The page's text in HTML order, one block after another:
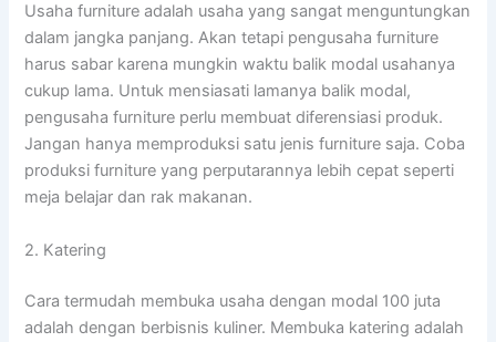
Usaha furniture adalah usaha yang sangat menguntungkan
dalam jangka panjang. Akan tetapi pengusaha furniture
harus sabar karena mungkin waktu balik modal usahanya
cukup lama. Untuk mensiasati lamanya balik modal,
pengusaha furniture perlu membuat diferensiasi produk.
Jangan hanya memproduksi satu jenis furniture saja. Coba
produksi furniture yang perputarannya lebih cepat seperti
meja belajar dan rak makanan.
2. Katering
Cara termudah membuka usaha dengan modal 100 juta
adalah dengan berbisnis kuliner. Membuka katering adalah